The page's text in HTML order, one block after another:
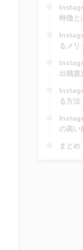
特徴と
るメリ
出稿規
る方法
の高い
まとめ